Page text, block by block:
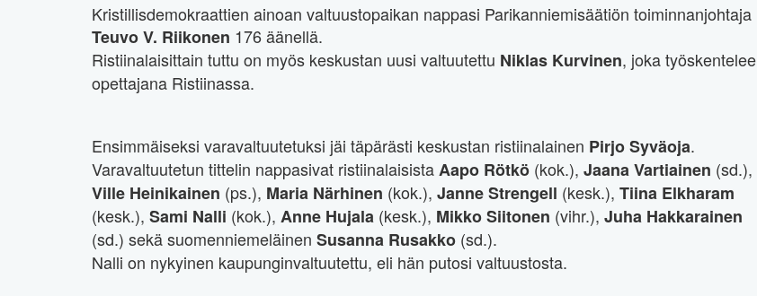
Kristillisdemokraattien ainoan valtuustopaikan nappasi Parikanniemisäätiön toiminnanjohtaja
Teuvo V. Riikonen 176 äänellä.
Ristiinalaisittain tuttu on myös keskustan uusi valtuutettu Niklas Kurvinen, joka työskentelee
opettajana Ristiinassa.
Ensimmäiseksi varavaltuutetuksi jäi täpärästi keskustan ristiinalainen Pirjo Syväoja.
Varavaltuutetun tittelin nappasivat ristiinalaisistaAapo Rötkö (kok.), Jaana Vartiainen (sd.),
Ville Heinikainen (ps.), Maria Närhinen (kok.), Janne Strengell (kesk.), Tiina Elkharam
(kesk.), Sami Nalli (kok.), Anne Hujala (kesk.), Mikko Siitonen (vihr.), Juha Hakkarainen
(sd.) sekä suomenniemeläinen Susanna Rusakko (sd.).
Nalli on nykyinen kaupunginvaltuutettu, eli hän putosi valtuustosta.